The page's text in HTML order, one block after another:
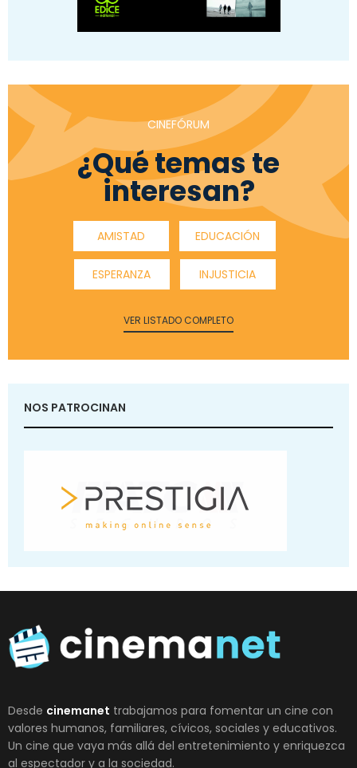
CINEFÓRUM
¿Qué temas te
interesan?
AMISTAD EDUCACIÓN
ESPERANZA INJUSTICIA
VER LISTADO COMPLETO
NOS PATROCINAN
Desde cinemanet trabajamos para fomentar un cine con
valores humanos, familiares, cívicos, sociales y educativos.
Un cine que vaya más allá del entretenimiento y enriquezca
al espectador y a la sociedad.